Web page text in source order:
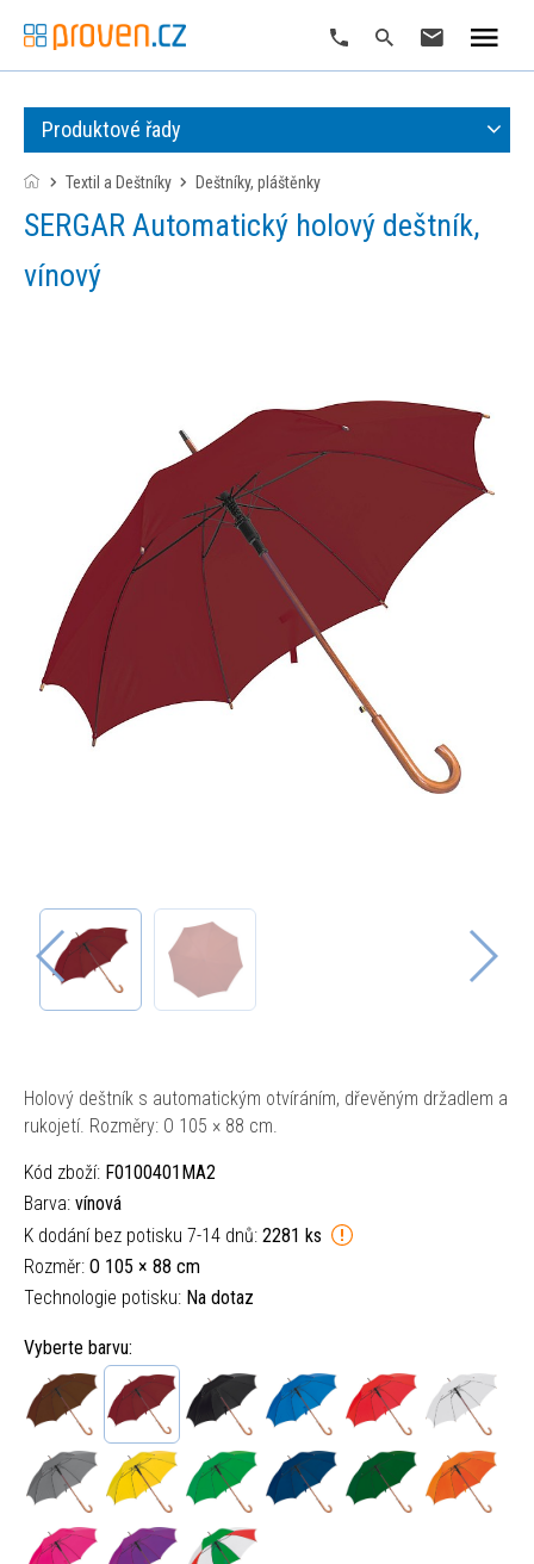
Produktové řady
Textil a Deštníky deštníky, pláštěnky
SERGAR Automatický holový deštník,
vínový
Holový deštník s automatickým otvíráním, dřevěným držadlem a
rukojetí. Rozměry: O 105 × 88 cm.
Kód zboží: F0100401MA2
Barva: vínová
K dodání bez potisku 7-14 dnů: 2281 ks
Rozměr: O 105 × 88 cm
Technologie potisku: Na dotaz
Vyberte barvu: